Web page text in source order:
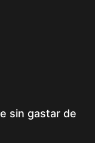
sin gastar de